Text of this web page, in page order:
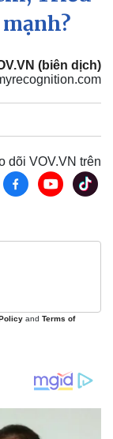
số
(biên dịch)
dõi VOV.VN trên
and Terms of